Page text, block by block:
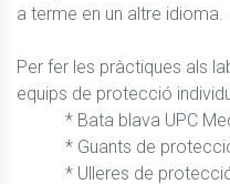
a terme en un altre idioma.
Per fer les pràctiques als
equips de protecció